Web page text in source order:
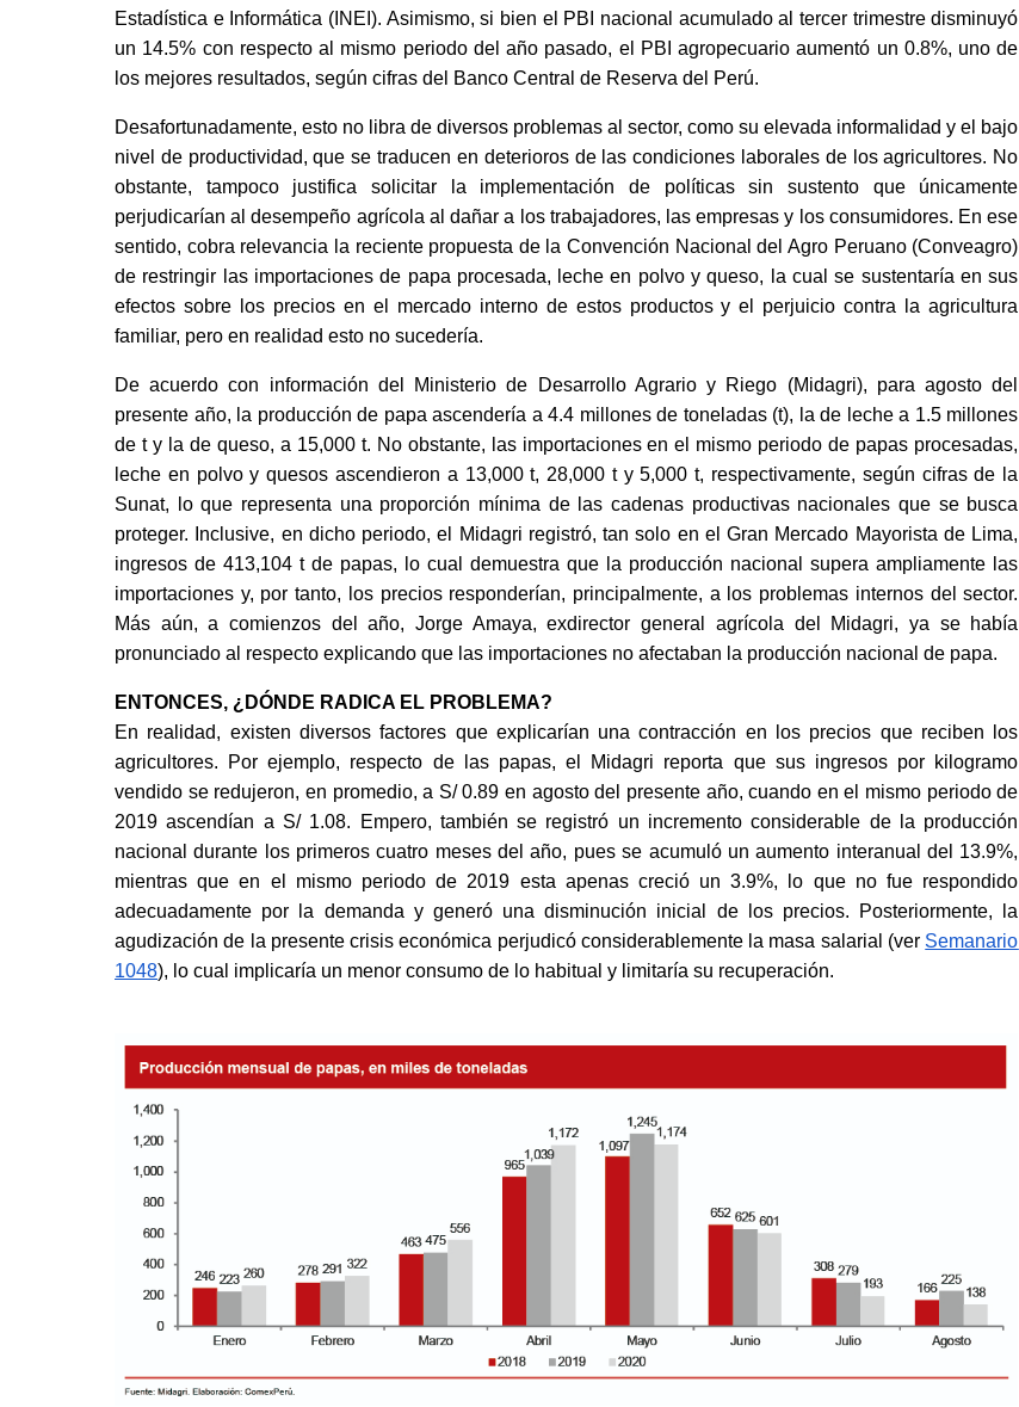
Estadística e Informática (INEI). Asimismo, si bien el PBI nacional acumulado al tercer trimestre disminuyó
un 14.5% con respecto al mismo periodo del año pasado, el PBI agropecuario aumentó un 0.8%, uno de
los mejores resultados, según cifras del Banco Central de Reserva del Perú.
Desafortunadamente, esto no libra de diversos problemas al sector, como su elevada informalidad y el bajo
nivel de productividad, que se traducen en deterioros de las condiciones laborales de los agricultores. No
obstante, tampoco justifica solicitar la implementación de políticas sin sustento que únicamente
perjudicarían al desempeño agrícola al dañar a los trabajadores, las empresas y los consumidores. En ese
sentido, cobra relevancia la reciente propuesta de la Convención Nacional del Agro Peruano (Conveagro)
de restringir las importaciones de papa procesada, leche en polvo y queso, la cual se sustentaría en sus
efectos sobre los precios en el mercado interno de estos productos y el perjuicio contra la agricultura
familiar, pero en realidad esto no sucedería.
De acuerdo con información del Ministerio de Desarrollo Agrario y Riego (Midagri), para agosto del
presente año, la producción de papa ascendería a 4.4 millones de toneladas (t), la de leche a 1.5 millones
de t y la de queso, a 15,000 t. No obstante, las importaciones en el mismo periodo de papas procesadas,
leche en polvo y quesos ascendieron a 13,000 t, 28,000 t y 5,000 t, respectivamente, según cifras de la
Sunat, lo que representa una proporción mínima de las cadenas productivas nacionales que se busca
proteger. Inclusive, en dicho periodo, el Midagri registró, tan solo en el Gran Mercado Mayorista de Lima,
ingresos de 413,104 t de papas, lo cual demuestra que la producción nacional supera ampliamente las
importaciones y, por tanto, los precios responderían, principalmente, a los problemas internos del sector.
Más aún, a comienzos del año, Jorge Amaya, exdirector general agrícola del Midagri, ya se había
pronunciado al respecto explicando que las importaciones no afectaban la producción nacional de papa.
ENTONCES, ¿DÓNDE RADICA EL PROBLEMA?
En realidad, existen diversos factores que explicarían una contracción en los precios que reciben los
agricultores. Por ejemplo, respecto de las papas, el Midagri reporta que sus ingresos por kilogramo
vendido se redujeron, en promedio, a S/ 0.89 en agosto del presente año, cuando en el mismo periodo de
2019 ascendían a S/ 1.08. Empero, también se registró un incremento considerable de la producción
nacional durante los primeros cuatro meses del año, pues se acumuló un aumento interanual del 13.9%,
mientras que en el mismo periodo de 2019 esta apenas creció un 3.9%, lo que no fue respondido
adecuadamente por la demanda y generó una disminución inicial de los precios. Posteriormente, la
agudización de la presente crisis económica perjudicó considerablemente la masa salarial (ver Semanario
1048), lo cual implicaría un menor consumo de lo habitual y limitaría su recuperación.